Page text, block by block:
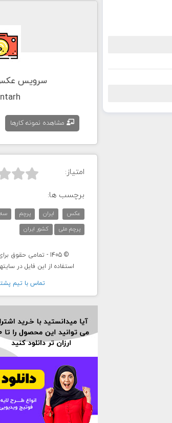
سرویس
مشاهده نمونه کارها
امتیاز:
برچسب ها:
عکس ایران پرچم
پرچم ملی
کشور ایران
© 1405 - تمامی حقوق برای میهن طرح محفوظ است.
استفاده از این فایل در
تماس با تيم